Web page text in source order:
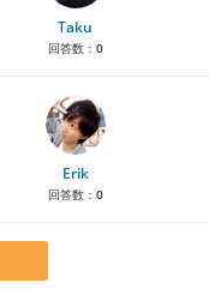
Taku
回答数： 0
Erik
回答数： 0